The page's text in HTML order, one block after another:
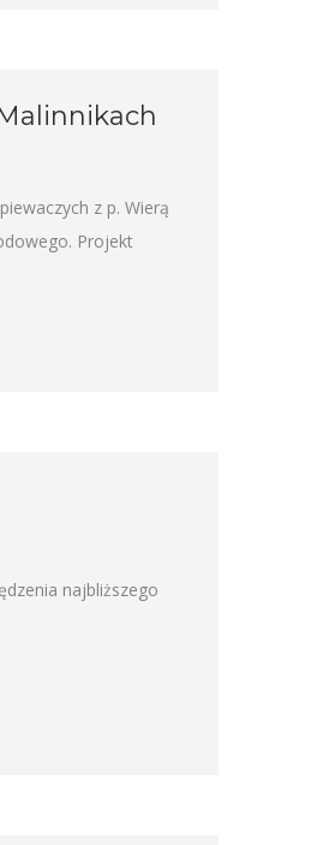
z p. Wierą
Projekt
najbliższego